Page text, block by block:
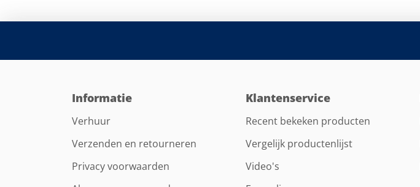
Informatie
Verhuur
Verzenden en retourneren
Privacy voorwaarden
Klantenservice
Recent bekeken producten
Vergelijk productenlijst
Video's